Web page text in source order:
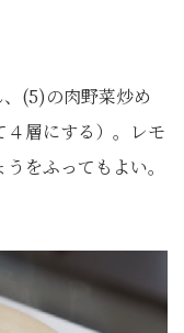
(5)の肉野菜炒め
層にする）。レモ
をふってもよい。